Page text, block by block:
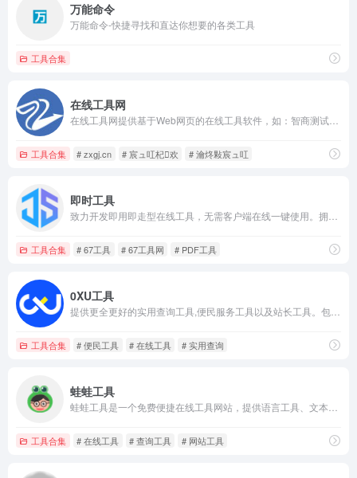
万能命令
万能命令-快捷寻找和直达你想要的各类工具
工具合集
在线工具网
工具合集 # zxgj.cn # 宸ュ叿杞欢 # 瀹炵敤宸ュ叿
即时工具
工具合集 # 67工具 # 67工具网 # PDF工具
0XU工具
工具合集 # 便民工具 # 在线工具 # 实用查询
蛙蛙工具
工具合集 # 在线工具 # 查询工具 # 网站工具